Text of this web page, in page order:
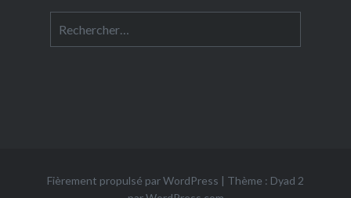
Fièrement propulsé par WordPress
Thème : Dyad 2